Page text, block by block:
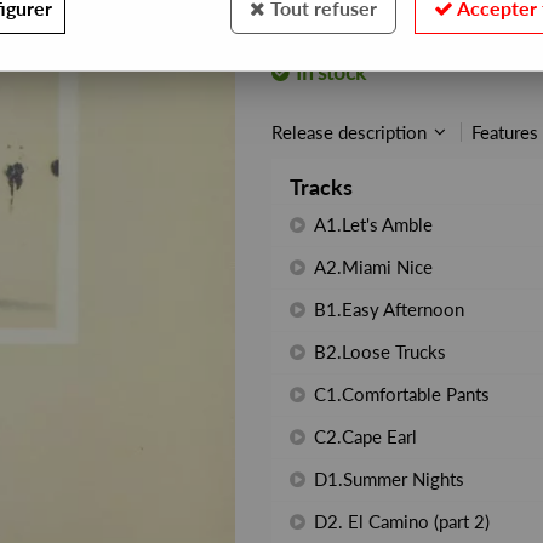
APNEA109
In stock
Release description Features
Tracks
A1.Let's Amble
A2.Miami Nice
B1.Easy Afternoon
B2.Loose Trucks
C1.Comfortable Pants
C2.Cape Earl
D1.Summer Nights
D2. El Camino (part 2)
Tout refuser Accepter